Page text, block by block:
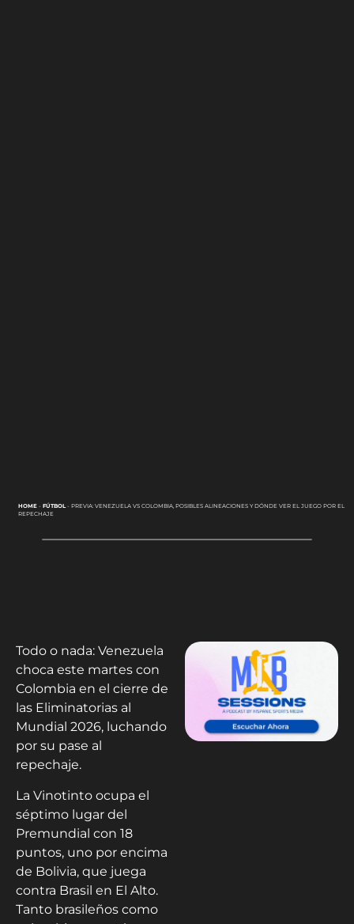
HOME- FÚTBOL- PREVIA: VENEZUELA VS COLOMBIA, POSIBLES ALINEACIONES Y DÓNDE VER EL JUEGO POR EL
REPECHAJE
Todo o nada: Venezuela
choca este martes con
Colombia en el cierre de
las Eliminatorias al
Mundial 2026, luchando
por su pase al
repechaje.
La Vinotinto ocupa el
séptimo lugar del
Premundial con 18
puntos, uno por encima
de Bolivia, que juega
contra Brasil en El Alto.
Tanto brasileños como